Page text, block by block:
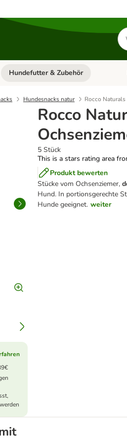
Kategorie-Menü öffnen: Katzenfutter &
Hundefutter & Zubehör
Hundesnacks natur Rocco
Rocco
5 Stück
This is a stars rating area
Produkt bewerten
Stücke vom Ochsenziemer,
Hund. In portionsgerechte
Hunde geeignet. weiter